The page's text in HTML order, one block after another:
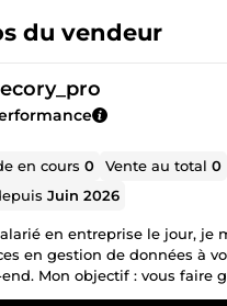
du vendeur
en cours0 Vente au total0
Juin 2026
en entreprise le jour, je
en gestion de données à
Mon objectif : vous faire
chronophages. Rigoureux